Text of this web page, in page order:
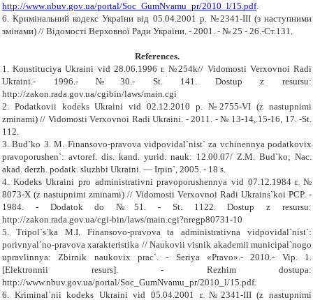
http://www.nbuv.gov.ua/portal/Soc GumNvamu pr/2010_ l/15.pdf.
6. Кримінальний кодекс України від 05.04.2001 р. №2341-ІІІ (з наступними
змінами) // Відомості Верховної Ради України. - 2001. - № 25 - 26.-Ст.131.
References.
1. Konstituciya Ukraini vid 28.06.1996 r. №254k// Vidomosti Verxovnoi Radi
Ukraini.- 1996.- №30.- St. 141. Dostup z resursu:
http://zakon.rada.gov.ua/cgibin/laws/main.cgi
2. Podatkovii kodeks Ukraini vid 02.12.2010 p. №2755-VI (z nastupnimi
zminami) // Vidomosti Verxovnoi Radi Ukraini. - 2011. - № 13-14,.15-16, 17. -St.
112.
3. Bud`ko 3. M. Finansovo-pravova vidpovidal`nist` za vchinennya podatkovix
pravoporushen`: avtoref. dis. kand. yurid. nauk: 12.00.07/ Z.M. Bud`ko; Nac.
akad. derzh. podatk. sluzhbi Ukraini. — Irpin`, 2005. - 18 s.
4. Kodeks Ukraini pro administrativni pravoporushennya vid 07.12.1984 r. №
8073-X (z nastupnimi zminami) // Vidomosti Verxovnoi Radi Ukrains`koi PCP. -
1984. - Dodatok do №51. - St. 1122. Dostup z resursu:
http://zakon.rada.gov.ua/cgi-bin/laws/main.cgi?nregp80731-10
5. Tripol`s`ka M.I. Finansovo-pravova ta administrativna vidpovidal`nist`:
porivnyal`no-pravova xarakteristika // Naukovii visnik akademii municipal`nogo
upravlinnya: Zbirnik naukovix prac`. - Seriya «Pravo».- 2010.- Vip. 1.
[Elektronnii resurs]. - Rezhim dostupa:
http://www.nbuv.gov.ua/portal/Soc_GumNvamu_pr/2010_l/15.pdf.
6. Kriminal`nii kodeks Ukraini vid 05.04.2001 r. №2341-III (z nastupnimi